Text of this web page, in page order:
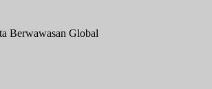
Berwawasan Global